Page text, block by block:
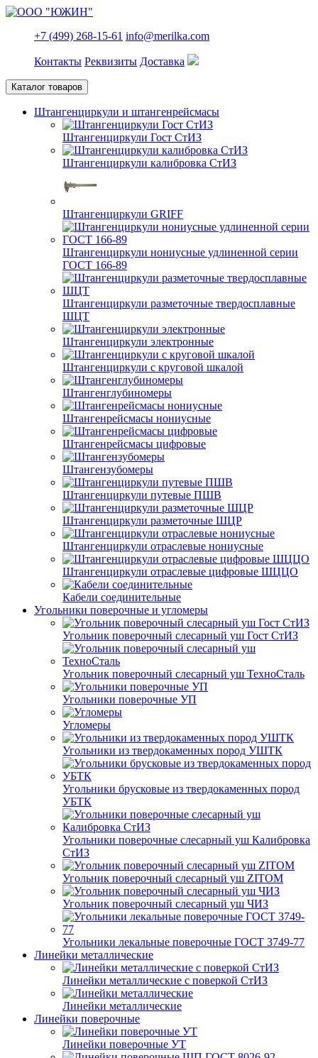
+7 (499) 268-15-61 info@merilka.com
Контакты Реквизиты Доставка
Каталог товаров
Штангенциркули и штангенрейсмасы
Штангенциркули Гост СтИЗ
Штангенциркули калибровка СтИЗ
Штангенциркули GRIFF
Штангенциркули нониусные удлиненной серии
ГОСТ 166-89
Штангенциркули разметочные твердосплавные
ШЦТ
Штангенциркули электронные
Штангенциркули с круговой шкалой
Штангенглубиномеры
Штангенрейсмасы нониусные
Штангенрейсмасы цифровые
Штангензубомеры
Штангенциркули путевые ПШВ
Штангенциркули разметочные ШЦР
Штангенциркули отраслевые нониусные
Штангенциркули отраслевые цифровые ШЦЦО
Кабели соединительные
Угольники поверочные и угломеры
Угольник поверочный слесарный уш Гост СтИЗ
Угольник поверочный слесарный уш ТехноСталь
Угольники поверочные УП
Угломеры
Угольники из твердокаменных пород УШТК
Угольники брусковые из твердокаменных пород
УБТК
Угольники поверочные слесарный уш Калибровка
СтИЗ
Угольник поверочный слесарный уш ZITOM
Угольник поверочный слесарный уш ЧИЗ
Угольники лекальные поверочные ГОСТ 3749-77
Линейки металлические
Линейки металлические с поверкой СтИЗ
Линейки металлические
Линейки поверочные
Линейки поверочные УТ